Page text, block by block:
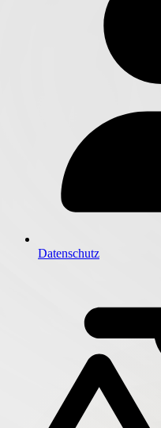
Datenschutz